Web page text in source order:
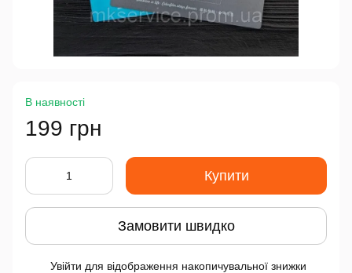
В наявності
199 грн
Купити
Замовити швидко
Увійти для відображення накопичувальної знижки